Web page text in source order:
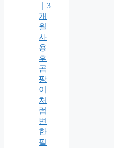
｜3
개
월
사
용
후
곰
팡
이
처
럼
변
한
필